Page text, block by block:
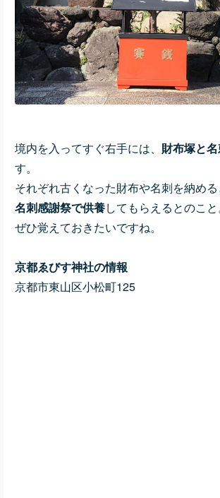
境内を入ってすぐ右手には、 財布塚と
す。
それぞれ古くなった財布や名刺を納める
名刺感謝祭で供養してもらえるとのこと
ぜひ覚えておきたいですね。
京都ゑびす神社の情報
京都市東山区小松町125